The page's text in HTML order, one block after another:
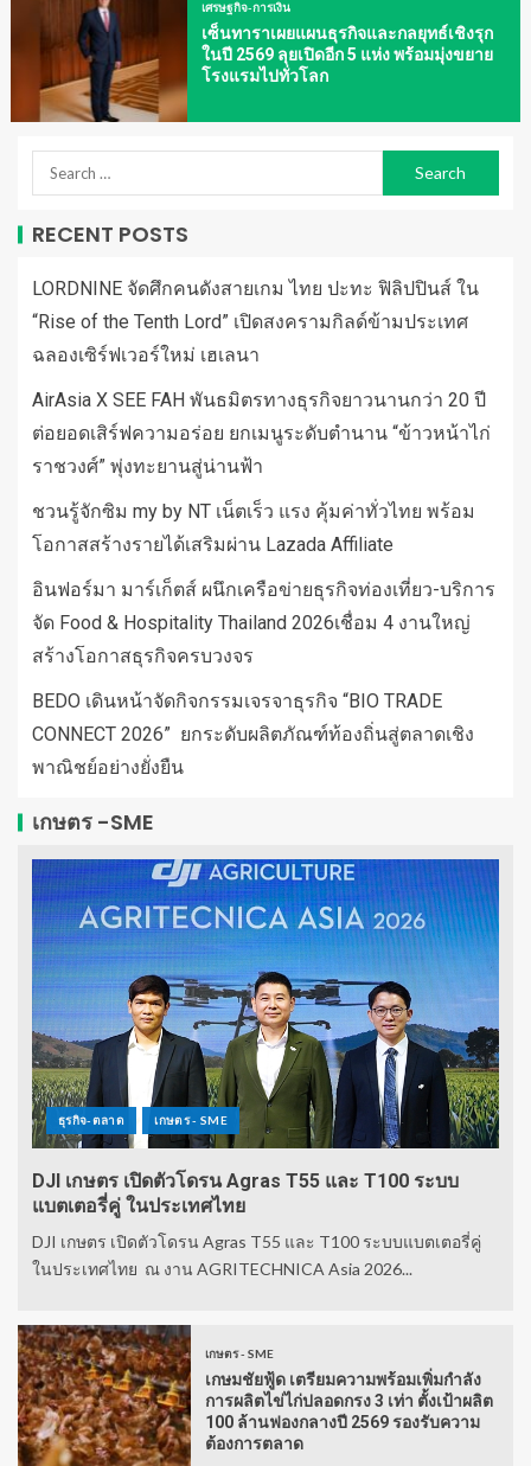
เศรษฐกิจ-การเงิน
เซ็นทาราเผยแผนธุรกิจและกลยุทธ์เชิงรุก
ในปี 2569 ลุยเปิดอีก 5 แห่ง พร้อมมุ่งขยาย
โรงแรมไปทั่วโลก
RECENT POSTS
LORDNINE จัดศึกคนดังสายเกม ไทย ปะทะ ฟิลิปปินส์ ใน
“Rise of the Tenth Lord” เปิดสงครามกิลด์ข้ามประเทศ
ฉลองเซิร์ฟเวอร์ใหม่ เฮเลนา
AirAsia X SEE FAH พันธมิตรทางธุรกิจยาวนานกว่า 20 ปี
ต่อยอดเสิร์ฟความอร่อย ยกเมนูระดับตำนาน “ข้าวหน้าไก่
ราชวงศ์” พุ่งทะยานสู่น่านฟ้า
ชวนรู้จักซิม my by NT เน็ตเร็ว แรง คุ้มค่าทั่วไทย พร้อม
โอกาสสร้างรายได้เสริมผ่าน Lazada Affiliate
อินฟอร์มา มาร์เก็ตส์ ผนึกเครือข่ายธุรกิจท่องเที่ยว-บริการ
จัด Food & Hospitality Thailand 2026เชื่อม 4 งานใหญ่
สร้างโอกาสธุรกิจครบวงจร
BEDO เดินหน้าจัดกิจกรรมเจรจาธุรกิจ “BIO TRADE
CONNECT 2026” ยกระดับผลิตภัณฑ์ท้องถิ่นสู่ตลาดเชิง
พาณิชย์อย่างยั่งยืน
เกษตร -SME
ธุรกิจ-ตลาด เกษตร - SME
DJI เกษตร เปิดตัวโดรน Agras T55 และ T100 ระบบ
แบตเตอรี่คู่ ในประเทศไทย
DJI เกษตร เปิดตัวโดรน Agras T55 และ T100 ระบบแบตเตอรี่คู่
ในประเทศไทย ณ งาน AGRITECHNICA Asia 2026...
เกษตร - SME
เกษมชัยฟู้ด เตรียมความพร้อมเพิ่มกำลัง
การผลิตไข่ไก่ปลอดกรง 3 เท่า ตั้งเป้าผลิต
100 ล้านฟองกลางปี 2569 รองรับความ
ต้องการตลาด